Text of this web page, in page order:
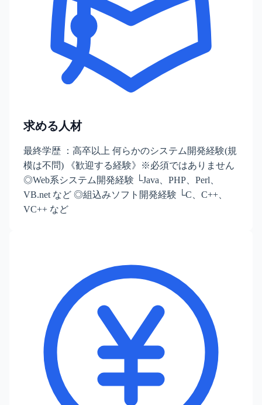
求める人材
最終学歴 ：高卒以上 何らかのシステム開発経験(規
模は不問) 《歓迎する経験》※必須ではありません
◎Web系システム開発経験 └Java、PHP、Perl、
VB.net など ◎組込みソフト開発経験 └C、C++、
VC++ など